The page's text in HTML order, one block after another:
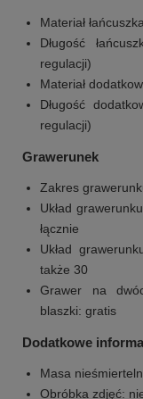
Materiał
Długość
regulacji)
Materiał
Długość
regulacji)
Grawerunek
Zakres
Układ
łącznie
Układ
także 30
Grawer na
blaszki: gratis
Dodatkowe
Masa
Obróbka zdjęć: